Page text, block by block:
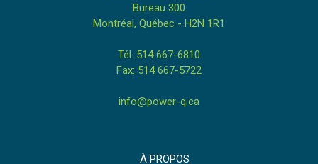
Bureau 300
Montréal, Québec - H2N 1R1
Tél: 514 667-6810
Fax: 514 667-5722
info@power-q.ca
À PROPOS